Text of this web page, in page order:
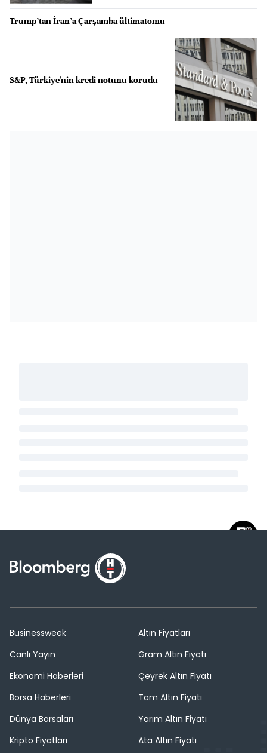
Trump’tan İran’a Çarşamba ültimatomu
S&P, Türkiye'nin kredi notunu korudu
Businessweek
Canlı Yayın
Ekonomi Haberleri
Borsa Haberleri
Dünya Borsaları
Kripto Fiyatları
Altın Fiyatları
Gram Altın Fiyatı
Çeyrek Altın Fiyatı
Tam Altın Fiyatı
Yarım Altın Fiyatı
Ata Altın Fiyatı